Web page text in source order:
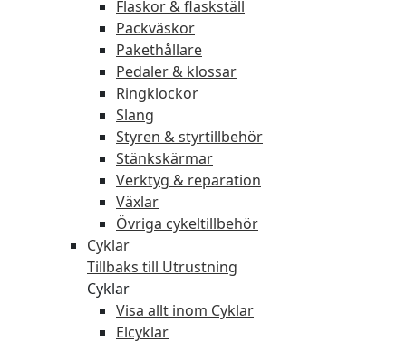
Flaskor & flaskställ
Packväskor
Pakethållare
Pedaler & klossar
Ringklockor
Slang
Styren & styrtillbehör
Stänkskärmar
Verktyg & reparation
Växlar
Övriga cykeltillbehör
Cyklar
Tillbaks till Utrustning
Cyklar
Visa allt inom Cyklar
Elcyklar